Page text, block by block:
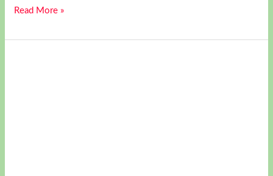
Read More »